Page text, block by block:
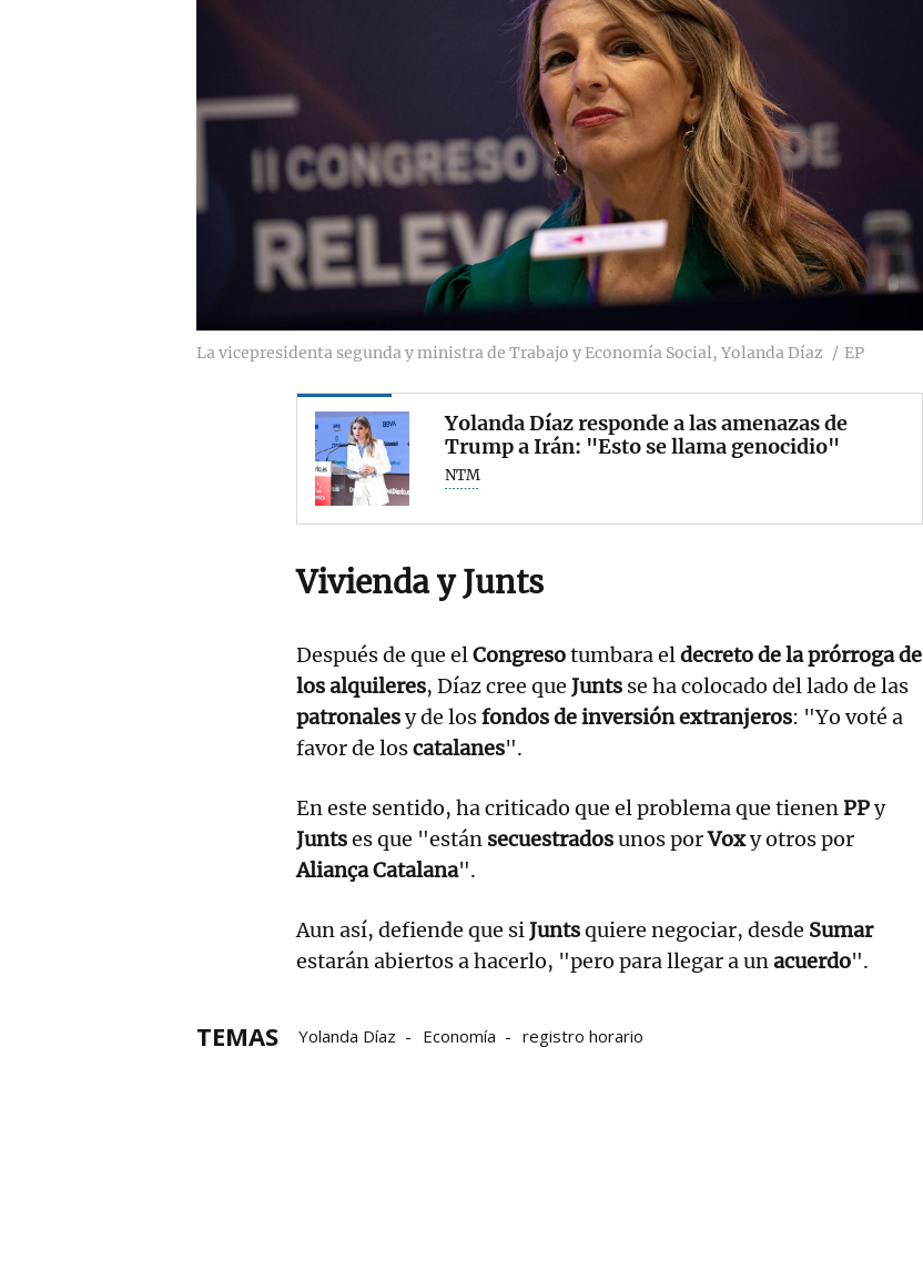
La vicepresidenta segunda y ministra de Trabajo y Economía Social, Yolanda Díaz EP
Yolanda Díaz responde a las amenazas de
Trump a Irán: "Esto se llama genocidio"
NTM
Vivienda y Junts
Después de que elCongresotumbara eldecreto de la prórroga de
los alquileres, Díaz cree que Junts se ha colocado del lado de las
patronalesy de losfondos de inversión extranjeros: "Yo voté a
favor de loscatalanes".
En este sentido, ha criticado que el problema que tienenPPy
Juntses que "están secuestradosunos porVoxy otros por
Aliança Catalana".
Aun así, defiende que siJuntsquiere negociar, desde Sumar
estarán abiertos a hacerlo, "pero para llegar a unacuerdo".
TEMAS Yolanda Díaz Economía registro horario